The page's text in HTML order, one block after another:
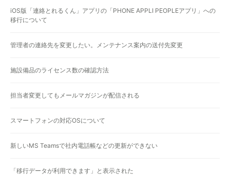
iOS版「連絡とれるくん」アプリの「PHONE APPLI PEOPLEアプリ」への
移行について
管理者の連絡先を変更したい。メンテナンス案内の送付先変更
施設備品のライセンス数の確認方法
担当者変更してもメールマガジンが配信される
スマートフォンの対応OSについて
新しいMS Teamsで社内電話帳などの更新ができない
「移行データが利用できます」と表示された